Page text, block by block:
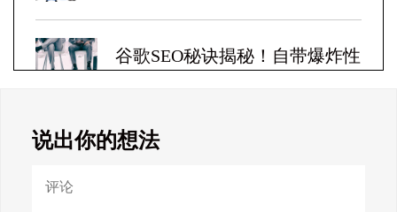
谷歌SEO秘诀揭秘！自带爆炸性
Google SEO终极秘籍，一夜跻
说出你的想法